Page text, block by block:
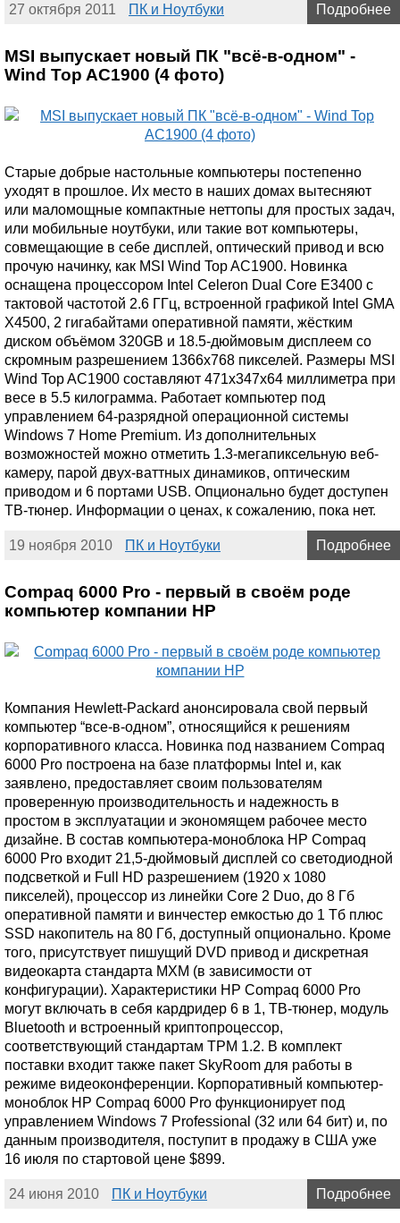
27 октября 2011 ПК и Ноутбуки Подробнее
MSI выпускает новый ПК "всё-в-одном" -
Wind Top AC1900 (4 фото)
Старые добрые настольные компьютеры постепенно
уходят в прошлое. Их место в наших домах вытесняют
или маломощные компактные неттопы для простых задач,
или мобильные ноутбуки, или такие вот компьютеры,
совмещающие в себе дисплей, оптический привод и всю
прочую начинку, как MSI Wind Top AC1900. Новинка
оснащена процессором Intel Celeron Dual Core E3400 с
тактовой частотой 2.6 ГГц, встроенной графикой Intel GMA
X4500, 2 гигабайтами оперативной памяти, жёстким
диском объёмом 320GB и 18.5-дюймовым дисплеем со
скромным разрешением 1366х768 пикселей. Размеры MSI
Wind Top AC1900 составляют 471x347x64 миллиметра при
весе в 5.5 килограмма. Работает компьютер под
управлением 64-разрядной операционной системы
Windows 7 Home Premium. Из дополнительных
возможностей можно отметить 1.3-мегапиксельную веб-
камеру, парой двух-ваттных динамиков, оптическим
приводом и 6 портами USB. Опционально будет доступен
ТВ-тюнер. Информации о ценах, к сожалению, пока нет.
19 ноября 2010 ПК и Ноутбуки Подробнее
Compaq 6000 Pro - первый в своём роде
компьютер компании HP
Компания Hewlett-Packard анонсировала свой первый
компьютер “все-в-одном”, относящийся к решениям
корпоративного класса. Новинка под названием Compaq
6000 Pro построена на базе платформы Intel и, как
заявлено, предоставляет своим пользователям
проверенную производительность и надежность в
простом в эксплуатации и экономящем рабочее место
дизайне. В состав компьютера-моноблока HP Compaq
6000 Pro входит 21,5-дюймовый дисплей со светодиодной
подсветкой и Full HD разрешением (1920 x 1080
пикселей), процессор из линейки Core 2 Duo, до 8 Гб
оперативной памяти и винчестер емкостью до 1 Тб плюс
SSD накопитель на 80 Гб, доступный опционально. Кроме
того, присутствует пишущий DVD привод и дискретная
видеокарта стандарта MXM (в зависимости от
конфигурации). Характеристики HP Compaq 6000 Pro
могут включать в себя кардридер 6 в 1, ТВ-тюнер, модуль
Bluetooth и встроенный криптопроцессор,
соответствующий стандартам TPM 1.2. В комплект
поставки входит также пакет SkyRoom для работы в
режиме видеоконференции. Корпоративный компьютер-
моноблок HP Compaq 6000 Pro функционирует под
управлением Windows 7 Professional (32 или 64 бит) и, по
данным производителя, поступит в продажу в США уже
16 июля по стартовой цене $899.
24 июня 2010 ПК и Ноутбуки Подробнее